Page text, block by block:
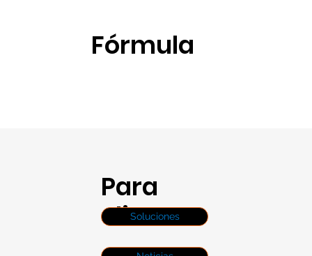
Fórmula
Para
clientes
Soluciones